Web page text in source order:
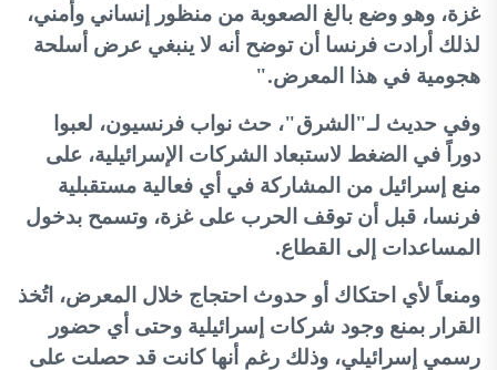
غزة، وهو وضع بالغ الصعوبة من منظور إنساني وأمني،
لذلك أرادت فرنسا أن توضح أنه لا ينبغي عرض أسلحة
هجومية في هذا المعرض".
وفي حديث لـ"الشرق"، حث نواب فرنسيون، لعبوا
دوراً في الضغط لاستبعاد الشركات الإسرائيلية، على
منع إسرائيل من المشاركة في أي فعالية مستقبلية
فرنسا، قبل أن توقف الحرب على غزة، وتسمح بدخول
المساعدات إلى القطاع.
ومنعاً لأي احتكاك أو حدوث احتجاج خلال المعرض، اتُخذ
القرار بمنع وجود شركات إسرائيلية وحتى أي حضور
رسمي إسرائيلي، وذلك رغم أنها كانت قد حصلت على